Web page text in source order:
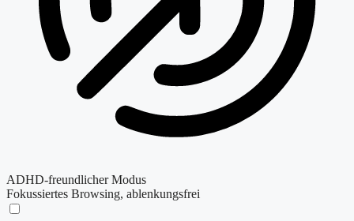
ADHD-freundlicher Modus
Fokussiertes Browsing, ablenkungsfrei